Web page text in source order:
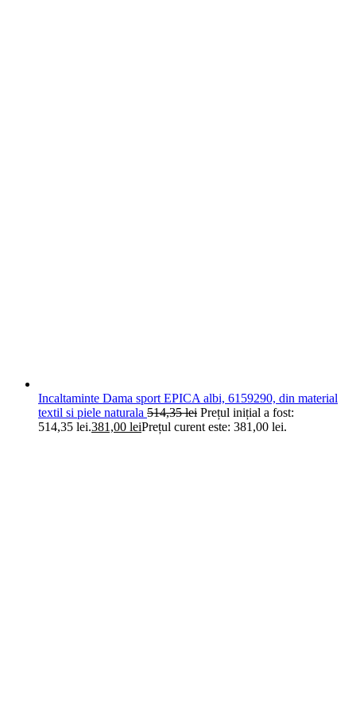
Incaltaminte Dama sport EPICA albi, 6159290, din material
textil si piele naturala 514,35lei Prețul inițial a fost:
514,35 lei.381,00 leiPrețul curent este: 381,00 lei.